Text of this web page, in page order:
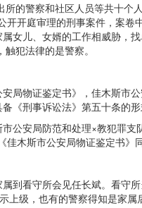
的警察和社区人员等共十
开庭审理的刑事案件，案
女儿、女婿的工作相威胁
犯法律的是警察。
局物证鉴定书》，佳木斯
《刑事诉讼法》第五十条的
公安局防范和处理×教犯罪
木斯市公安局物证鉴定书》
到看守所会见任长斌。看
级，也有的警察得知是家属